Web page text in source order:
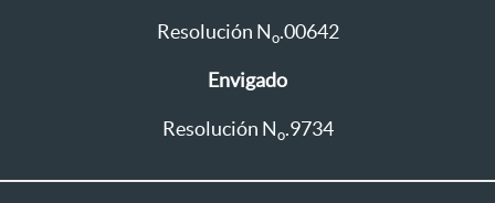
Resolución N o.00642
Envigado
Resolución N o.9734